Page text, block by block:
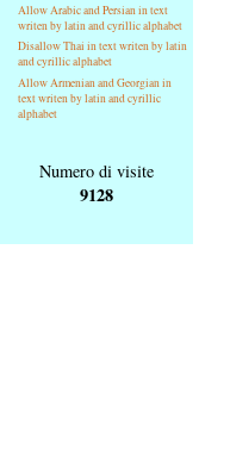
Allow Arabic and Persian in text
writen by latin and cyrillic alphabet
Disallow Thai in text writen by latin
and cyrillic alphabet
Allow Armenian and Georgian in
text writen by latin and cyrillic
alphabet
Numero di visite
9128